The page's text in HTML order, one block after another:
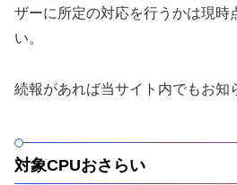
ザーに所定の対応を行うかは現時
い。
続報があれば当サイト内でもお知
対象CPUおさらい